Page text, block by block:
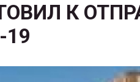
К
19